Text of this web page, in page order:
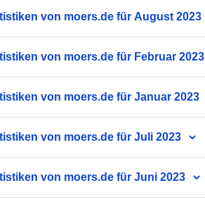
von moers.de für August 2023
von moers.de für Februar 2023
von moers.de für Januar 2023
von moers.de für Juli 2023
von moers.de für Juni 2023